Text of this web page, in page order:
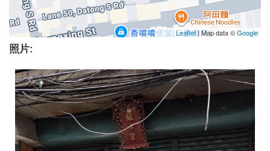
Leaflet| Map data ©Google
照片: